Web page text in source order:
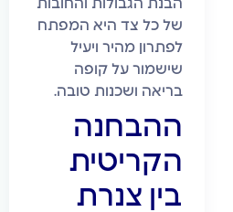
הבנת הגבולות והחובות
של כל צד היא המפתח
לפתרון מהיר ויעיל
שישמור על קופה
בריאה ושכנות טובה.
ההבחנה
הקריטית
בין צנרת